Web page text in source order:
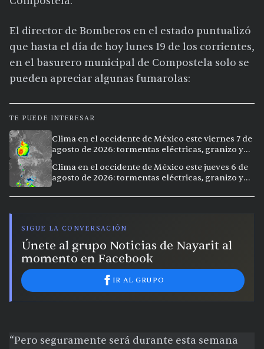
El director de Bomberos en el estado puntualizó
que hasta el día de hoy lunes 19 de los corrientes,
en el basurero municipal de Compostela solo se
pueden apreciar algunas fumarolas:
TE PUEDE INTERESAR
Clima en el occidente de México este viernes 7 de
agosto de 2026: tormentas eléctricas, granizo y
Clima en el occidente de México este jueves 6 de
agosto de 2026: tormentas eléctricas, granizo y
SIGUE LA CONVERSACIÓN
Únete al grupo Noticias de Nayarit al
momento en Facebook
IR AL GRUPO
“Pero seguramente será durante esta semana